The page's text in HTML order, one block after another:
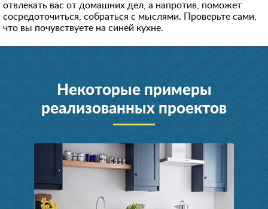
отвлекать вас от домашних дел, а напротив, поможет
сосредоточиться, собраться с мыслями. Проверьте сами,
что вы почувствуете на синей кухне.
Некоторые примеры
реализованных проектов